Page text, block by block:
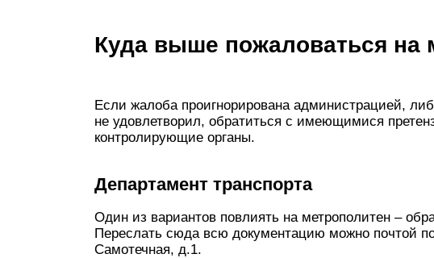
Куда выше пожаловаться на
Если жалоба проигнорирована администрацией,
не удовлетворил, обратиться с имеющимися
контролирующие органы.
Департамент транспорта
Один из вариантов повлиять на метрополитен –
Переслать сюда всю документацию можно почтой
Самотечная, д.1.